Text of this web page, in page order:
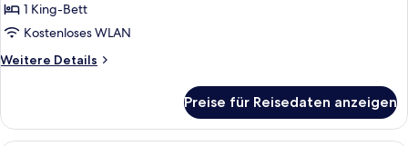
eigener
Pool,
(Lux)
1 King-Bett
Kostenloses WLAN
Weitere Details
Weitere
Villa,
5 Schlafzimmer,
Preise für Reisedaten anzeigen